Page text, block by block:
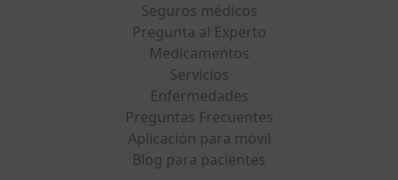
Seguros médicos
Pregunta al Experto
Medicamentos
Servicios
Enfermedades
Preguntas Frecuentes
Aplicación para móvil
Blog para pacientes